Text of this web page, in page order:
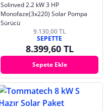
Solinved 2.2 kW 3 HP
Monofaze(3x220) Solar Pompa
Sürücü
9.130,00 TL
SEPETTE
8.399,60 TL
Sepete Ekle